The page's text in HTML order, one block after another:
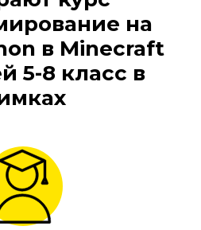
на
в Minecraft
5-8 класс в